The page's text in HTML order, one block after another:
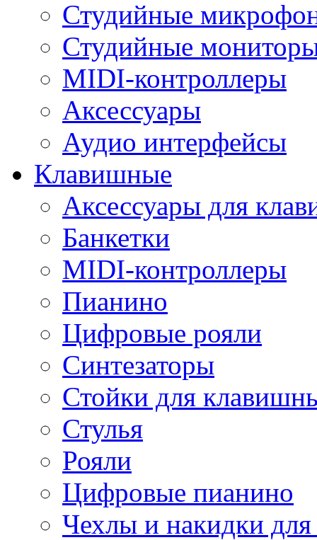
Студийные
Студийные
MIDI-контроллеры
Аксессуары
Аудио интерфейсы
Клавишные
Аксессуары для
Банкетки
MIDI-контроллеры
Пианино
Цифровые рояли
Синтезаторы
Стойки для
Стулья
Рояли
Цифровые пианино
Чехлы и накидки